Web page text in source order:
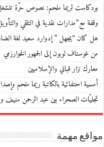
بودكاست لريما ملحم: نصوص حرّة
وقفة مع”مدارات نقدية في التلقي
هل كان “يجهل ” إدوارد سعيد لغة
من غوستاف لوبون إلى الجمهور الخوارزمي
معارك نزار قباني والإسلاميين
أمسية احتفائية بالكاتبة ريما ملحم
تجليّات الصحراء بين عبد الرحمن منيف
مواقع مهمة